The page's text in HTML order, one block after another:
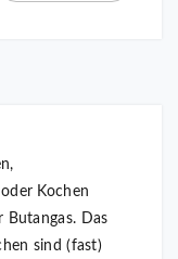
Kochen
Butangas. Das
sind (fast)